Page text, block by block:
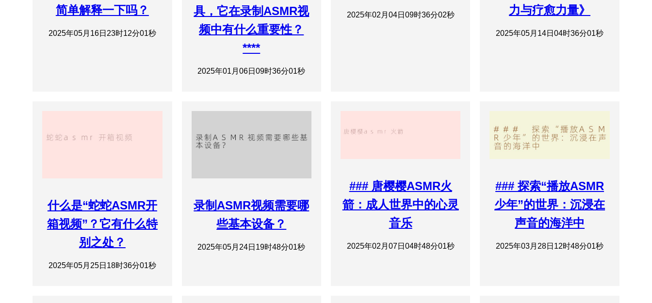
简单解释一下吗？
2025年05月16日23时12分01秒
具，它在录制ASMR视
频中有什么重要性？
****
2025年01月06日09时36分01秒
2025年02月04日09时36分02秒
力与疗愈力量》
2025年05月14日04时36分01秒
什么是“蛇蛇ASMR开
箱视频”？它有什么特
别之处？
2025年05月25日18时36分01秒
录制ASMR视频需要哪
些基本设备？
2025年05月24日19时48分01秒
### 唐樱樱ASMR火
箭：成人世界中的心灵
音乐
2025年02月07日04时48分01秒
### 探索“播放ASMR
少年”的世界：沉浸在
声音的海洋中
2025年03月28日12时48分01秒